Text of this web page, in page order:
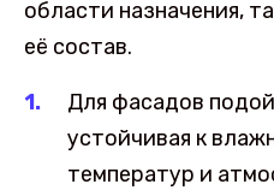
области назначения,
её состав.
Для фасадов
устойчивая к
температур и